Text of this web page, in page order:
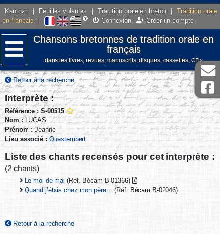
Kan.bzh Feuilles volantes Tradition orale en breton
Tradition orale
en français
Connexion Créer un compte
Menu
Chansons bretonnes de tradition orale en
français
dans les livres, revues, manuscrits, disques, cassettes, CDs
Retour à la recherche
Interprète :
Référence : S-00515
Nom :LUCAS
Prénom :Jeanne
Lieu associé : Questembert
Liste des chants recensés pour cet interprète :
(2 chants)
Le moi de mai (Réf. Bécam B-01366)
Quand j’étais chez mon père… (Réf. Bécam B-02046)
Retour à la recherche